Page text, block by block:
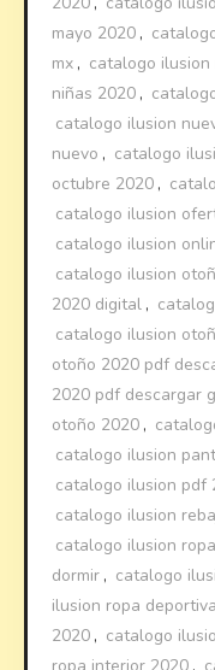
mayo 2020 ,
mx , catalogo ilusion
niñas 2020 ,
catalogo ilusion
nuevo , catalogo
octubre 2020 ,
catalogo ilusion
catalogo ilusion
catalogo ilusion
2020 digital ,
catalogo ilusion
otoño 2020 pdf
2020 pdf descargar
otoño 2020 ,
catalogo ilusion
catalogo ilusion pdf
catalogo ilusion
catalogo ilusion
dormir , catalogo
ilusion ropa deportiva
2020 , catalogo
ropa interior 2020 ,